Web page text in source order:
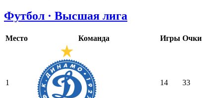
Футбол · Высшая лига
Место Команда Игры Очки
1 14 33